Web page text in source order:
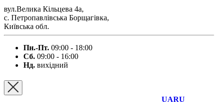
вул.Велика Кільцева 4а,
с. Петропавлівська Борщагівка,
Київська обл.
Пн.-Пт. 09:00 - 18:00
Сб. 09:00 - 16:00
Нд. вихідний
RU
UA